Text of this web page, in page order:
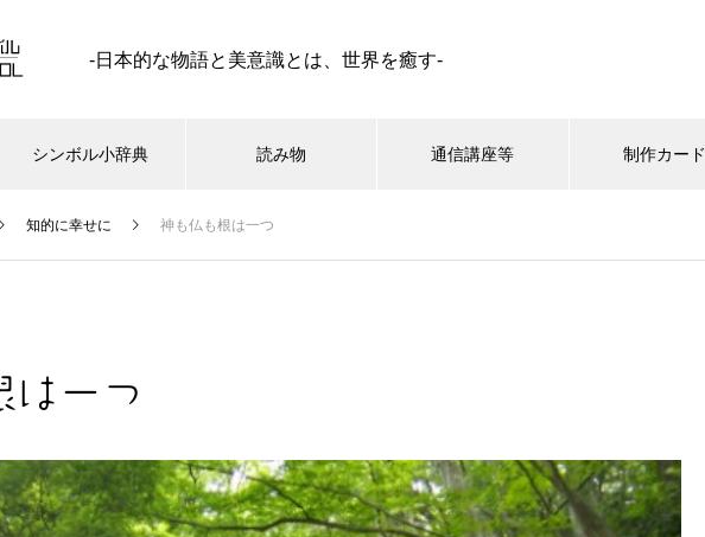
-日本的な物語と美意識とは、世界を癒す-
シンボル小辞典 読み物 通信講座等 制作カード
星 ） | イメージ シン
Graal（グラール）、タロット
知的に幸せに 神も仏も根は一つ
は一つ